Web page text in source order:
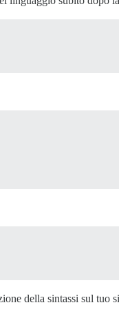
della sintassi sul tuo